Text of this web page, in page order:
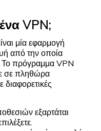
VPN;
μία εφαρμογή
από την οποία
Το πρόγραμμα VPN
σε πληθώρα
εξαρτάται